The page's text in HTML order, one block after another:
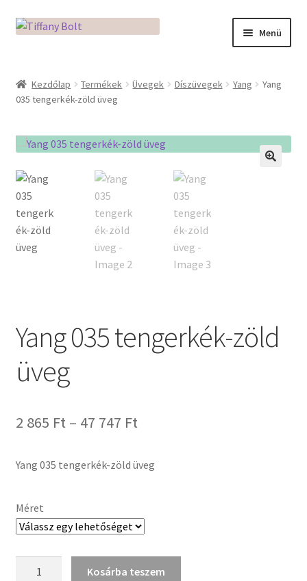
Ugrás
Kilépés
Menü
Adatkezelési tájékoztató
Az üveg világa / Workshopok
Ékszerkészítés Mikróban
Fusingkemence beüzemelése
Hogyan használd a Mikro Boxot
Üvegvágás
Elérhetőségeink
Fiókom
Hírek
Képkeretezés
Kosár
Pénztár
Kezdőlap Termékek Üvegek Díszüvegek Yang
Yang
035 tengerkék-zöld üveg
Yang 035 tengerkék-zöld
üveg
2 865 Ft – 47 747 FtÁrtartomány:
865 Ft
47
Yang 035 tengerkék-zöld üveg
Méret
Kosárba teszem